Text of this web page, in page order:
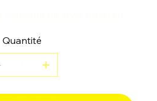
Quantité